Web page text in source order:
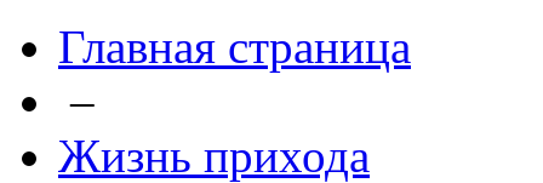
Главная страница
–
Жизнь прихода